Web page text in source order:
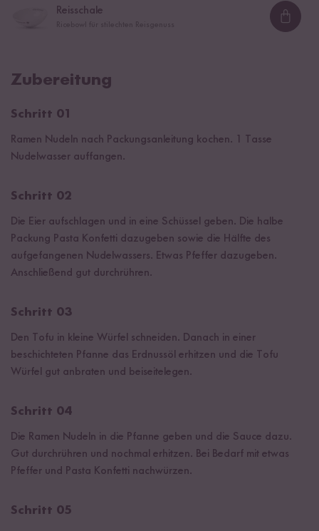
Reisschale
Zubereitung
Schritt 01
Ramen Nudeln nach Packungsanleitung kochen. 1 Tasse
Nudelwasser auffangen.
Schritt 02
Die Eier aufschlagen und in eine Schüssel geben. Die halbe
Packung Pasta Konfetti dazugeben sowie die Hälfte des
aufgefangenen Nudelwassers. Etwas Pfeffer dazugeben.
Anschließend gut durchrühren.
Schritt 03
Den Tofu in kleine Würfel schneiden. Danach in einer
beschichteten Pfanne das Erdnussöl erhitzen und die Tofu
Würfel gut anbraten und beiseitelegen.
Schritt 04
Die Ramen Nudeln in die Pfanne geben und die Sauce dazu.
Gut durchrühren und nochmal erhitzen. Bei Bedarf mit etwas
Pfeffer und Pasta Konfetti nachwürzen.
Schritt 05